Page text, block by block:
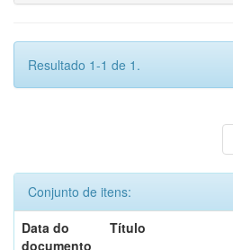
Resultado 1-1 de 1.
Conjunto de itens:
Data do
documento
Título